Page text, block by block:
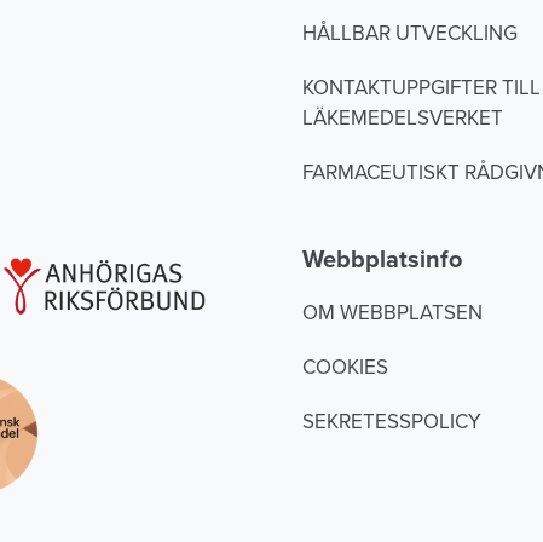
HÅLLBAR UTVECKLING
KONTAKTUPPGIFTER TILL
LÄKEMEDELSVERKET
FARMACEUTISKT
Webbplatsinfo
OM WEBBPLATSEN
COOKIES
SEKRETESSPOLICY